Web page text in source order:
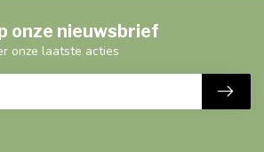
onze nieuwsbrief
onze laatste acties